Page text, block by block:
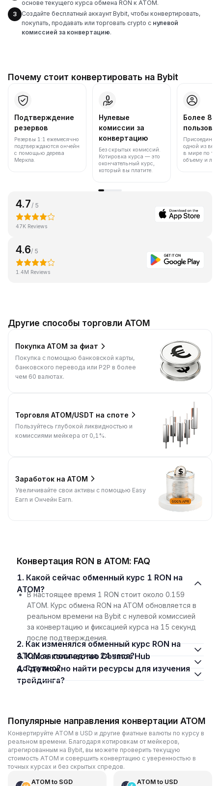
основе текущего курса обмена RON к ATOM.
3
Создайте бесплатный аккаунт Bybit, чтобы конвертировать,
покупать, продавать или торговать crypto с нулевой
комиссией за конвертацию.
Почему стоит конвертировать на Bybit
Подтверждение
резервов
Резервы 1:1 ежемесячно
подтверждаются ончейн
с помощью дерева
Меркла.
Нулевые
комиссии за
конвертацию
Без скрытых комиссий.
Котировка курса — это
окончательный курс,
который вы платите.
Более 86
одной из
в мире по
объему и
4.7/ 5
47K Reviews
4.6/ 5
1.4M Reviews
Другие способы торговли ATOM
Покупка ATOM за фиат
Покупка с помощью банковской карты,
банковского перевода или P2P в более
чем 60 валютах.
Торговля ATOM/USDT на споте
Пользуйтесь глубокой ликвидностью и
комиссиями мейкера от 0,1%.
Заработок на ATOM
Увеличивайте свои активы с помощью Easy
Earn и Ончейн Earn.
Конвертация RON в ATOM: FAQ
1. Какой сейчас обменный курс 1 RON на
ATOM?
В настоящее время 1 RON стоит около 0.159
ATOM. Курс обмена RON на ATOM обновляется в
реальном времени на Bybit с нулевой комиссией
за конвертацию и фиксацией курса на 15 секунд
после подтверждения.
2. Как изменялся обменный курс RON на
ATOM за последние 24 часа?
3. Какое количество Cosmos Hub
доступно?
4. Где можно найти ресурсы для изучения
трейдинга?
Популярные направления конвертации ATOM
Конвертируйте ATOM в USD и другие фиатные валюты по курсу в
реальном времени. Благодаря котировкам от мейкеров,
агрегированным на Bybit, вы можете проверить текущую
стоимость ATOM и совершить конвертацию с уверенностью в
точных курсах и без скрытых спредов.
ATOMto SGD ATOMto USD